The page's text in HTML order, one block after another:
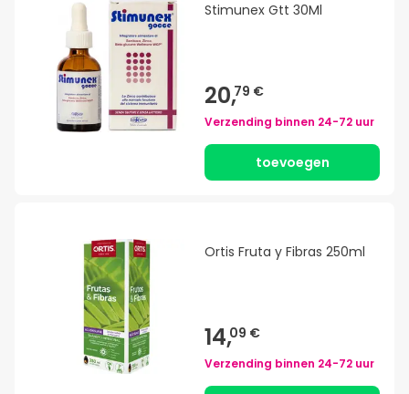
Stimunex Gtt 30Ml
20,79 €
Verzending binnen 24-72 uur
toevoegen
Ortis Fruta y Fibras 250ml
14,09 €
Verzending binnen 24-72 uur